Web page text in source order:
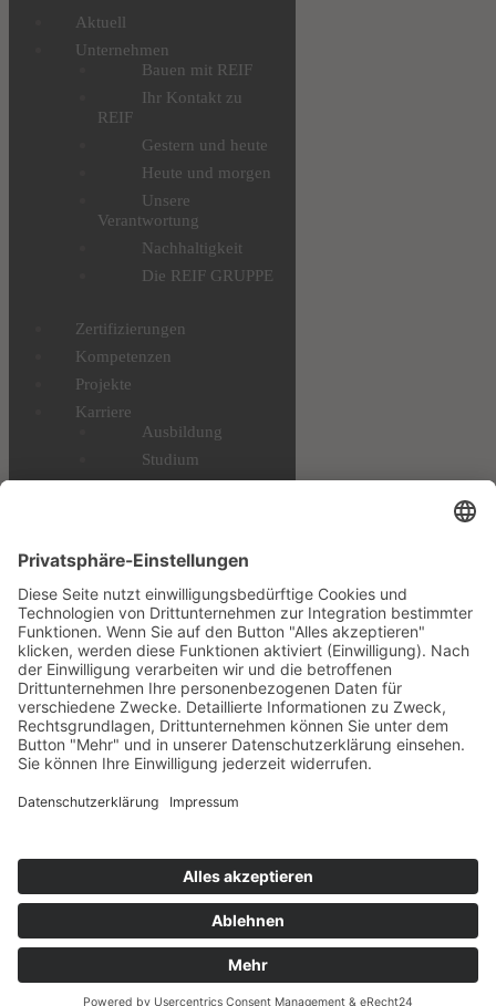
Aktuell
Unternehmen
Bauen mit REIF
Ihr Kontakt zu
REIF
Gestern und heute
Heute und morgen
Unsere
Verantwortung
Nachhaltigkeit
Die REIF GRUPPE
Zertifizierungen
Kompetenzen
Projekte
Karriere
Ausbildung
Studium
Profis & Einsteiger
Downloads
Datenschutz
Impressum